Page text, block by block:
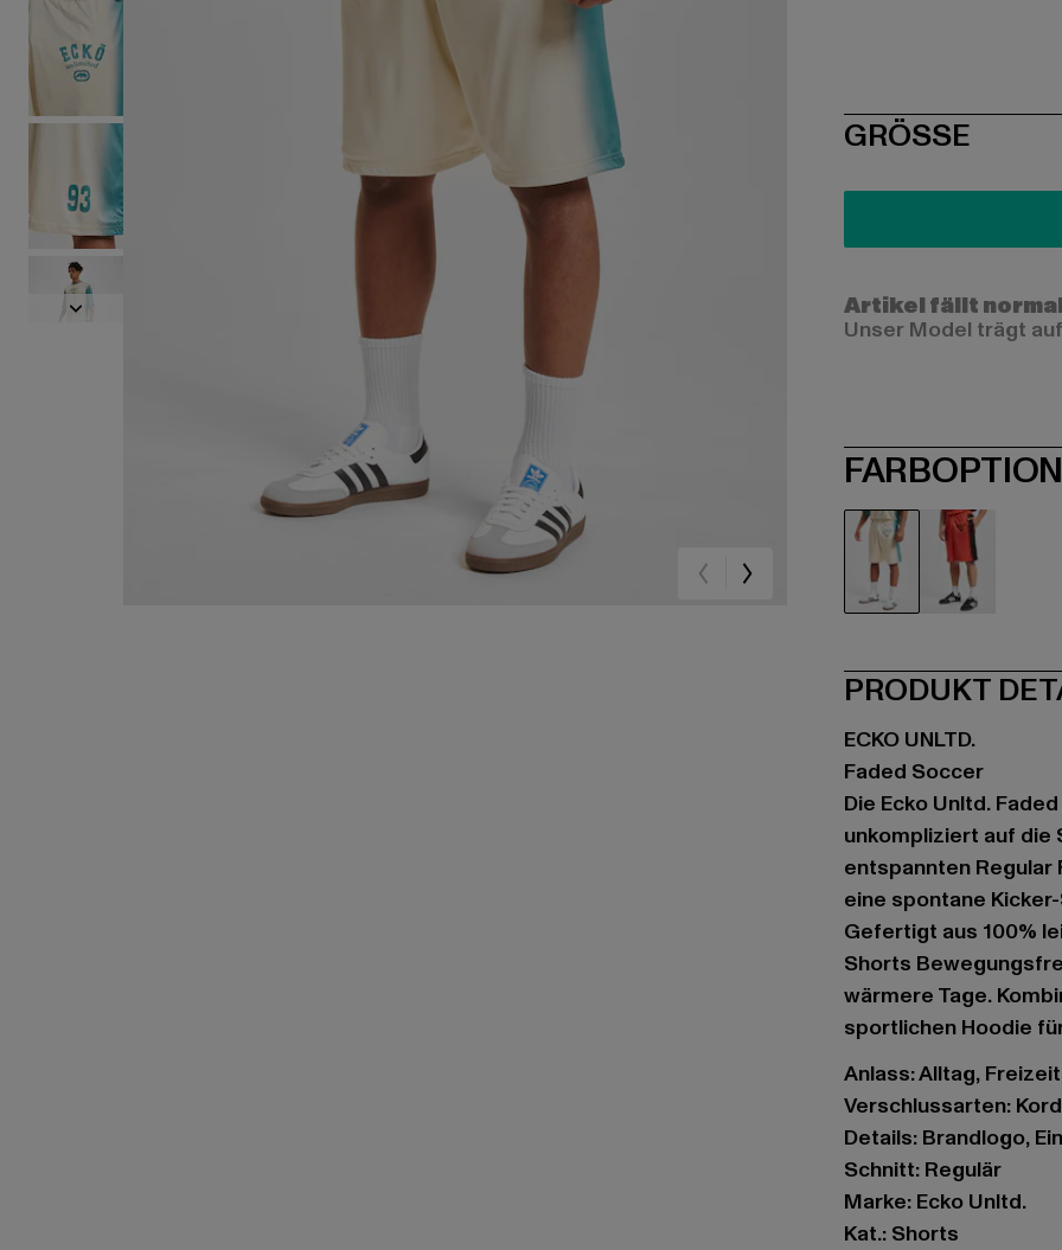
SIZE
GRÖSSE
Artikel fällt
Unser Model trägt
PRODUKT
ECKO UNLTD.
Faded Soccer
Die Ecko Unltd.
unkompliziert auf die
entspannten
eine spontane
Gefertigt aus 100%
Shorts
wärmere Tage.
sportlichen Hoodie
Anlass: Alltag,
Verschlussarten:
Details: Brandlogo,
Schnitt: Regulär
Marke: Ecko Unltd.
Kat.: Shorts